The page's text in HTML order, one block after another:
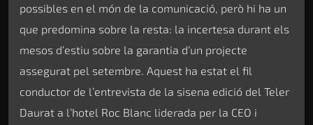
possibles en el món de la comunicació, però hi ha un
que predomina sobre la resta: la incertesa durant els
mesos d’estiu sobre la garantia d’un projecte
assegurat pel setembre. Aquest ha estat el fil
conductor de l’entrevista de la sisena edició del Teler
Daurat a l’hotel Roc Blanc liderada per la CEO i